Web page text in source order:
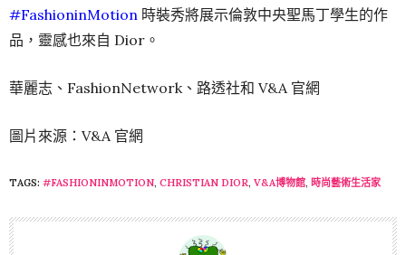
#FashioninMotion 時裝秀將展示倫敦中央聖馬丁學生的作
品，靈感也來自 Dior。
華麗志、FashionNetwork、路透社和 V&A 官網
圖片來源：V&A 官網
TAGS: #FASHIONINMOTION, CHRISTIAN DIOR, V&A博物館, 時尚藝術生活家